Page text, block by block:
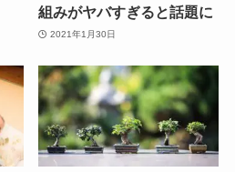
組みがヤバすぎると話題に
2021年1月30日